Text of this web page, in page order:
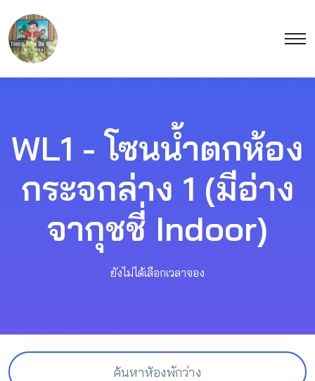
WL1 - โซนน้ำตกห้อง
กระจกล่าง 1 (มีอ่าง
จากุชชี่ Indoor)
ยังไม่ได้เลือกเวลาจอง
ค้นหาห้องพักว่าง